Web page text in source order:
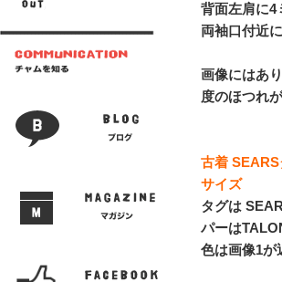
背面左肩に4
両袖口付近
画像にはあ
度のほつれ
古着
サイズ
タグは
パーは
色は画像1が